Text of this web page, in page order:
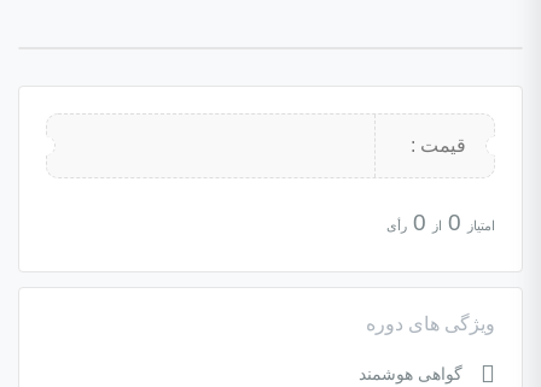
قیمت :
امتیاز 0 از 0 رأی
ویژگی های دوره
گواهی هوشمند